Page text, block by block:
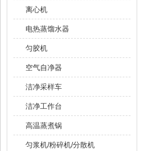
离心机
电热蒸馏水器
匀胶机
空气自净器
洁净采样车
洁净工作台
高温蒸煮锅
匀浆机/粉碎机/分散机